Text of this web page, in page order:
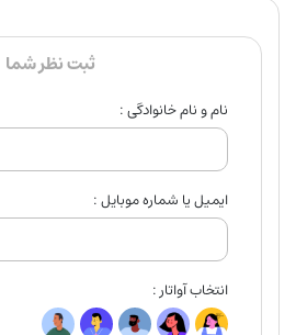
ثبت نظر شما
نام و نام خانوادگی :
ایمیل یا شماره موبایل :
انتخاب آواتار :